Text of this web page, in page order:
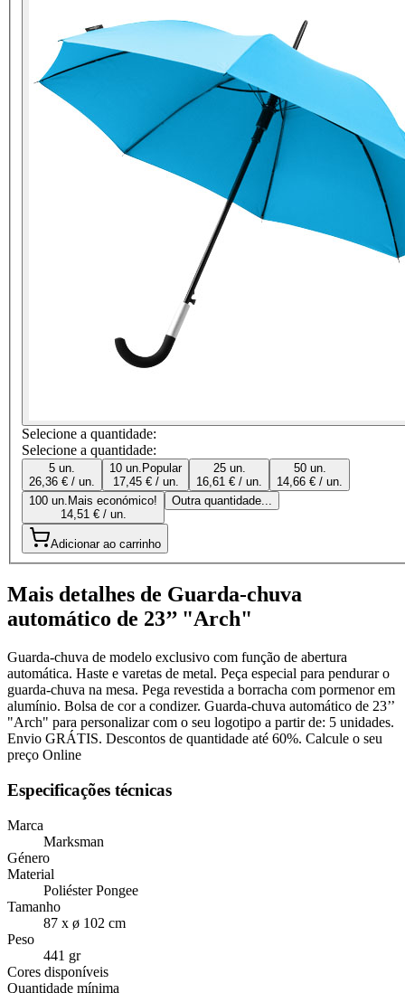
Selecione a quantidade:
Selecione a quantidade:
5 un.
26,36 € / un.
10 un. Popular
17,45 € / un.
25 un.
16,61 € / un.
50 un.
14,66 € / un.
100 un. Mais económico!
14,51 € / un.
Outra quantidade...
Adicionar ao carrinho
Mais detalhes de Guarda-chuva
automático de 23’’ "Arch"
Guarda-chuva de modelo exclusivo com função de abertura
automática. Haste e varetas de metal. Peça especial para pendurar o
guarda-chuva na mesa. Pega revestida a borracha com pormenor em
alumínio. Bolsa de cor a condizer. Guarda-chuva automático de 23’’
"Arch" para personalizar com o seu logotipo a partir de: 5 unidades.
Envio GRÁTIS. Descontos de quantidade até 60%. Calcule o seu
preço Online
Especificações técnicas
Marca
Marksman
Género
Material
Poliéster Pongee
Tamanho
87 x ø 102 cm
Peso
441 gr
Cores disponíveis
Quantidade mínima